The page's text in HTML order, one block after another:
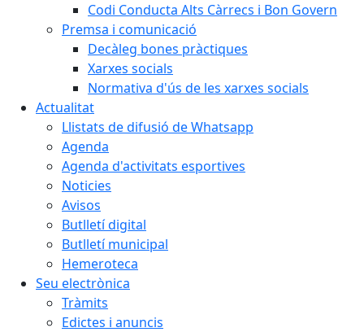
Codi Conducta Alts Càrrecs i Bon Govern
Premsa i comunicació
Decàleg bones pràctiques
Xarxes socials
Normativa d'ús de les xarxes socials
Actualitat
Llistats de difusió de Whatsapp
Agenda
Agenda d'activitats esportives
Noticies
Avisos
Butlletí digital
Butlletí municipal
Hemeroteca
Seu electrònica
Tràmits
Edictes i anuncis